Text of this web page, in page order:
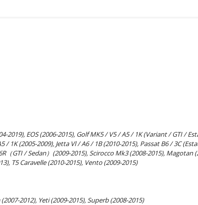
2019), EOS (2006-2015), Golf MK5 / V5 / A5 / 1K (Variant / GTI /
1K (2005-2009), Jetta Vl / A6 / 1B (2010-2015), Passat B6 / 3C
GTI / Sedan）(2009-2015), Scirocco Mk3 (2008-2015), Magotan
T5 Caravelle (2010-2015), Vento (2009-2015)
2012), Yeti (2009-2015), Superb (2008-2015)